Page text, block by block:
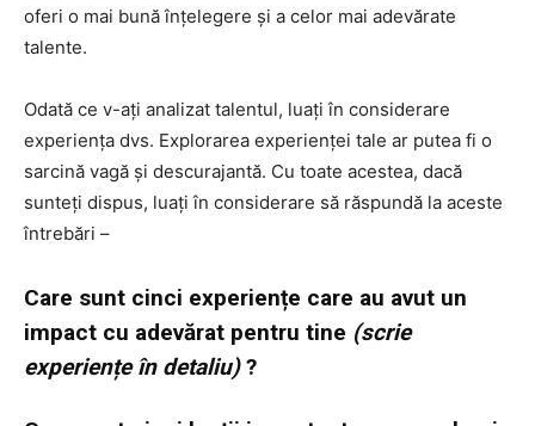
oferi o mai bună înțelegere și a celor mai adevărate
talente.
Odată ce v-ați analizat talentul, luați în considerare
experiența dvs. Explorarea experienței tale ar putea fi o
sarcină vagă și descurajantă. Cu toate acestea, dacă
sunteți dispus, luați în considerare să răspundă la aceste
întrebări –
Care sunt cinci experiențe care au avut un
impact cu adevărat pentru tine (scrie
experiențe în detaliu)?